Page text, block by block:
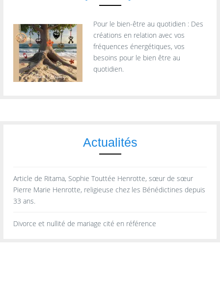
Pour le bien-être au quotidien : Des
créations en relation avec vos
fréquences énergétiques, vos
besoins pour le bien être au
quotidien.
Actualités
Article de Ritama, Sophie Touttée Henrotte, sœur de sœur
Pierre Marie Henrotte, religieuse chez les Bénédictines depuis
33 ans.
Divorce et nullité de mariage cité en référence